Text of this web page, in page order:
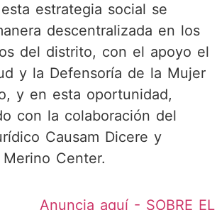
estrategia social se
descentralizada en los
del distrito, con el apoyo el
y la Defensoría de la Mujer
y en esta oportunidad,
con la colaboración del
Causam Dicere y
Center.